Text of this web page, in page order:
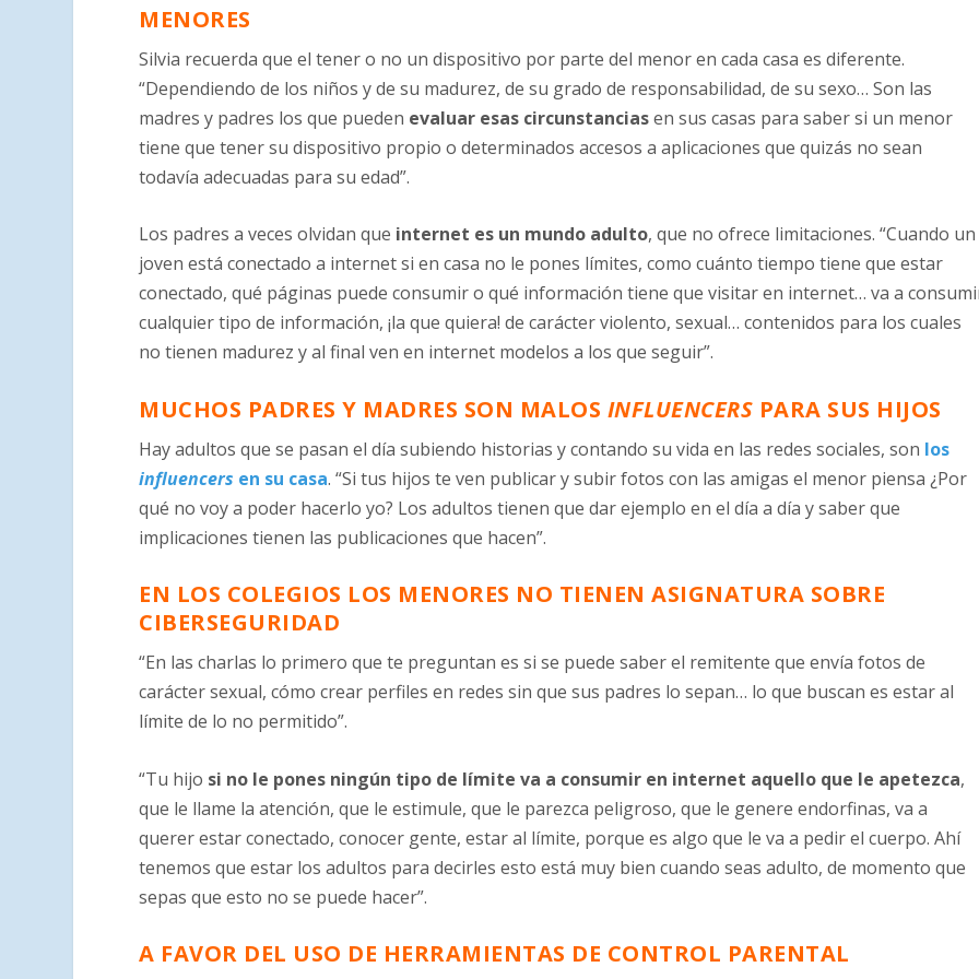
MENORES
Silvia recuerda que el tener o no un dispositivo por parte del menor en cada casa es diferente.
“Dependiendo de los niños y de su madurez, de su grado de responsabilidad, de su sexo… Son las
madres y padres los que pueden evaluar esas circunstanciasen sus casas para saber si un menor
tiene que tener su dispositivo propio o determinados accesos a aplicaciones que quizás no sean
todavía adecuadas para su edad”.
Los padres a veces olvidan que internet es un mundo adulto, que no ofrece limitaciones. “Cuando un
joven está conectado a internet si en casa no le pones límites, como cuánto tiempo tiene que estar
conectado, qué páginas puede consumir o qué información tiene que visitar en internet… va a
cualquier tipo de información, ¡la que quiera! de carácter violento, sexual… contenidos para los cuales
no tienen madurez y al final ven en internet modelos a los que seguir”.
MUCHOS PADRES Y MADRES SON MALOS INFLUENCERS PARA SUS HIJOS
Hay adultos que se pasan el día subiendo historias y contando su vida en las redes sociales, son los
influencers en su casa. “Si tus hijos te ven publicar y subir fotos con las amigas el menor piensa ¿Por
qué no voy a poder hacerlo yo? Los adultos tienen que dar ejemplo en el día a día y saber que
implicaciones tienen las publicaciones que hacen”.
EN LOS COLEGIOS LOS MENORES NO TIENEN ASIGNATURA SOBRE
CIBERSEGURIDAD
“En las charlas lo primero que te preguntan es si se puede saber el remitente que envía fotos de
carácter sexual, cómo crear perfiles en redes sin que sus padres lo sepan… lo que buscan es estar al
límite de lo no permitido”.
“Tu hijo si no le pones ningún tipo de límite va a consumir en internet aquello que le apetezca,
que le llame la atención, que le estimule, que le parezca peligroso, que le genere endorfinas, va a
querer estar conectado, conocer gente, estar al límite, porque es algo que le va a pedir el cuerpo. Ahí
tenemos que estar los adultos para decirles esto está muy bien cuando seas adulto, de momento que
sepas que esto no se puede hacer”.
A FAVOR DEL USO DE HERRAMIENTAS DE CONTROL PARENTAL